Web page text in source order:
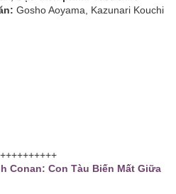
Gosho Aoyama, Kazunari Kouchi
Conan: Con Tàu Biến Mất Giữa